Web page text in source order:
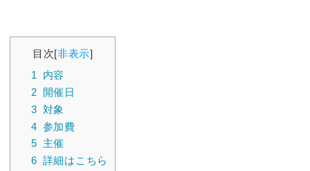
目次[非表示]
1 内容
2 開催日
3 対象
4 参加費
5 主催
6 詳細はこちら